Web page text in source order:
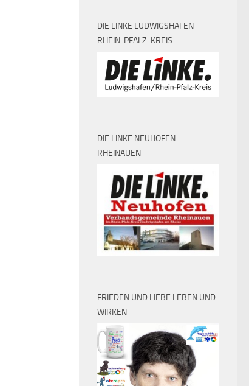
DIE LINKE LUDWIGSHAFEN
RHEIN-PFALZ-KREIS
DIE LINKE NEUHOFEN
RHEINAUEN
FRIEDEN UND LIEBE LEBEN UND
WIRKEN